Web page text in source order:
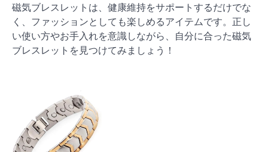
磁気ブレスレットは、健康維持をサポートするだけでな
く、ファッションとしても楽しめるアイテムです。正し
い使い方やお手入れを意識しながら、自分に合った磁気
ブレスレットを見つけてみましょう！